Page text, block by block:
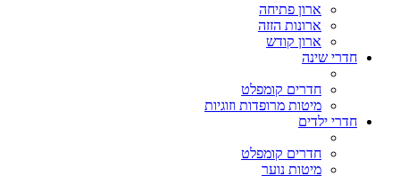
ארון פתיחה
ארונות הזזה
ארון קודש
חדרי שינה
חדרים קומפלט
מיטות מרופדות וזוגיות
חדרי ילדים
חדרים קומפלט
מיטות נוער